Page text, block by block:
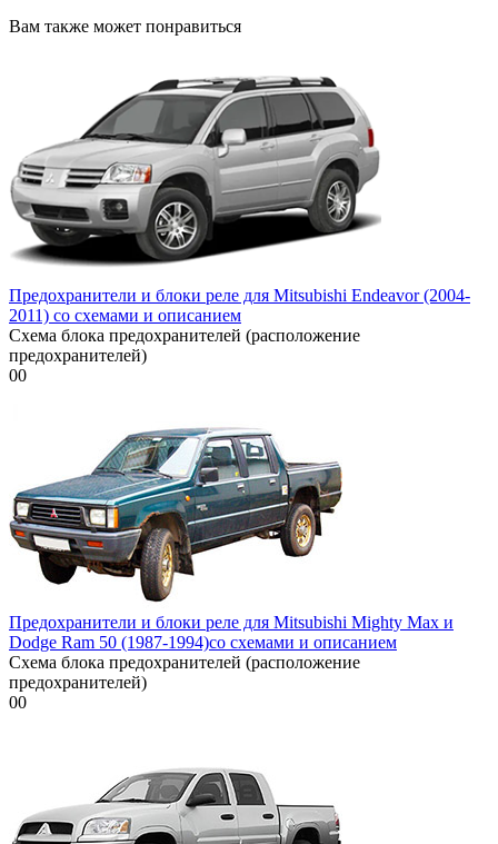
Вам также может понравиться
Предохранители и блоки реле для Mitsubishi Endeavor (2004-
2011) со схемами и описанием
Схема блока предохранителей (расположение
предохранителей)
00
Предохранители и блоки реле для Mitsubishi Mighty Max и
Dodge Ram 50 (1987-1994)со схемами и описанием
Схема блока предохранителей (расположение
предохранителей)
00